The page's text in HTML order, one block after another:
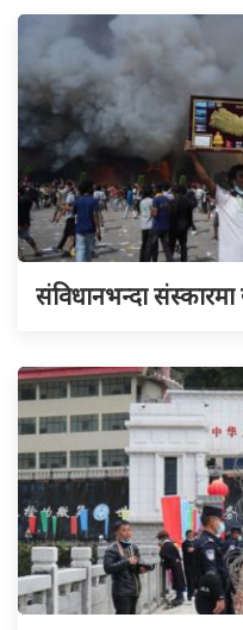
संविधानभन्दा